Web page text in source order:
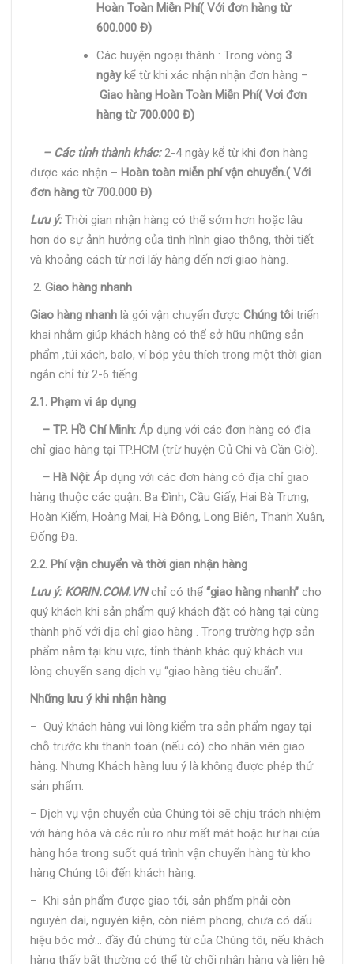
Hoàn Toàn Miễn Phí( Với đơn hàng từ
600.000 Đ)
Các huyện ngoại thành : Trong vòng 3
ngàykể từ khi xác nhận nhận đơn hàng –
Giao hàng Hoàn Toàn Miễn Phí( Vơi đơn
hàng từ 700.000 Đ)
– Các tỉnh thành khác:2-4 ngày kể từ khi đơn hàng
được xác nhận – Hoàn toàn miễn phí vận chuyển.( Với
đơn hàng từ 700.000 Đ)
Lưu ý:Thời gian nhận hàng có thể sớm hơn hoặc lâu
hơn do sự ảnh hưởng của tình hình giao thông, thời tiết
và khoảng cách từ nơi lấy hàng đến nơi giao hàng.
Giao hàng nhanh
Giao hàng nhanhlà gói vận chuyển được Chúng tôitriển
khai nhằm giúp khách hàng có thể sở hữu những sản
phẩm ,túi xách, balo, ví bóp yêu thích trong một thời gian
ngắn chỉ từ 2-6 tiếng.
2.1. Phạm vi áp dụng
– TP. Hồ Chí Minh: Áp dụng với các đơn hàng có địa
chỉ giao hàng tại TP.HCM (trừ huyện Củ Chi và Cần Giờ).
– Hà Nội:Áp dụng với các đơn hàng có địa chỉ giao
hàng thuộc các quận: Ba Đình, Cầu Giấy, Hai Bà Trưng,
Hoàn Kiếm, Hoàng Mai, Hà Đông, Long Biên, Thanh Xuân,
Đống Đa.
2.2. Phí vận chuyển và thời gian nhận hàng
Lưu ý: KORIN.COM.VNchỉ có thể “giao hàng nhanh”cho
quý khách khi sản phẩm quý khách đặt có hàng tại cùng
thành phố với địa chỉ giao hàng . Trong trường hợp sản
phẩm nằm tại khu vực, tỉnh thành khác quý khách vui
lòng chuyển sang dịch vụ “giao hàng tiêu chuẩn”.
Những lưu ý khi nhận hàng
– Quý khách hàng vui lòng kiểm tra sản phẩm ngay tại
chỗ trước khi thanh toán (nếu có) cho nhân viên giao
hàng. Nhưng Khách hàng lưu ý là không được phép thử
sản phẩm.
– Dịch vụ vận chuyển của Chúng tôi sẽ chịu trách nhiệm
với hàng hóa và các rủi ro như mất mát hoặc hư hại của
hàng hóa trong suốt quá trình vận chuyển hàng từ kho
hàng Chúng tôi đến khách hàng.
– Khi sản phẩm được giao tới, sản phẩm phải còn
nguyên đai, nguyên kiện, còn niêm phong, chưa có dấu
hiệu bóc mở… đầy đủ chứng từ của Chúng tôi, nếu khách
hàng thấy bất thường có thể từ chối nhận hàng và liên hệ